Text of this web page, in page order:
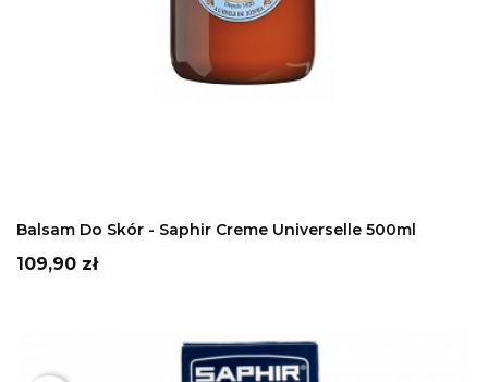
Balsam Do Skór - Saphir Creme Universelle 500ml
Cena
109,90 zł